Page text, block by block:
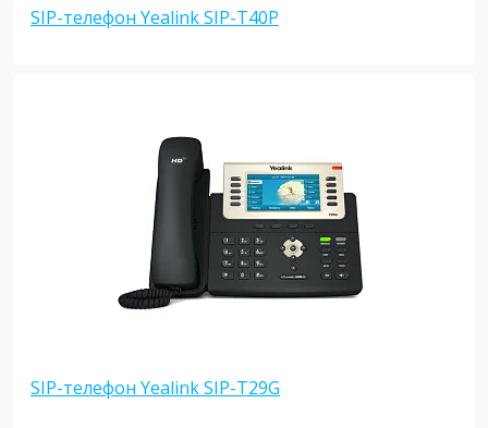
SIP-телефон Yealink SIP-T40P
SIP-телефон Yealink SIP-T29G